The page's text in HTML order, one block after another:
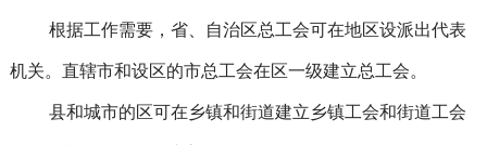
根据工作需要，省、自治区总工会可在地区设派出代表
机关。直辖市和设区的市总工会在区一级建立总工会。
县和城市的区可在乡镇和街道建立乡镇工会和街道工会